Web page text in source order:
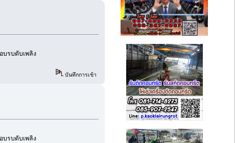
บรบดับเพลิง
บันทึกการเข้า
บรบดับเพลิง